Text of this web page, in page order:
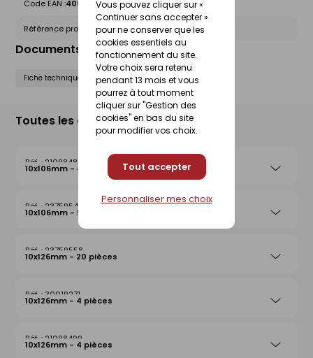
Vous pouvez cliquer sur «
Continuer sans accepter »
pour ne conserver que les
cookies essentiels au
fonctionnement du site.
Votre choix sera retenu
pendant 13 mois et vous
pourrez à tout moment
cliquer sur "Gestion des
cookies" en bas du site
pour modifier vos choix.
Tout accepter
Personnaliser mes choix
Code EAN :4006209335222
Référence produit nationale Gedimat :21098529
Documents liés
Fiche technique
Toutes les déclinaisons
21098482
10x106mm - 4 pièces
23759541
10x106mm - 50 pièces
23759558
10x126mm - 20 pièces
30019271
10x126mm - 4 pièces
21098499
10x126mm - 4 pièces